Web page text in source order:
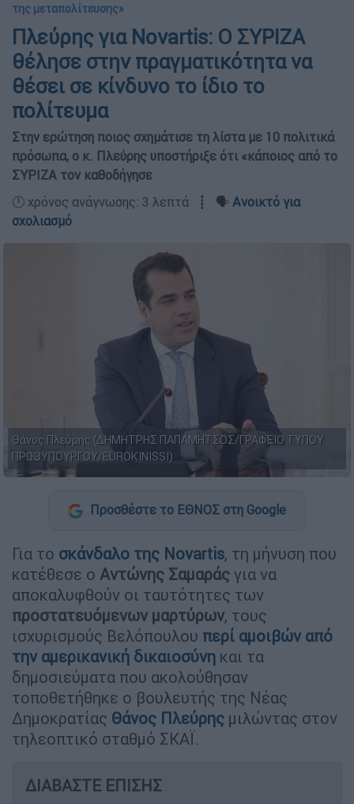
της μεταπολίτευσης»
Πλεύρης για Novartis: Ο ΣΥΡΙΖΑ
θέλησε στην πραγματικότητα να
θέσει σε κίνδυνο το ίδιο το
πολίτευμα
Στην ερώτηση ποιος σχημάτισε τη λίστα με 10 πολιτικά
πρόσωπα, ο κ. Πλεύρης υποστήριξε ότι «κάποιος από το
ΣΥΡΙΖΑ τον καθοδήγησε
🕛 χρόνος ανάγνωσης: 3 λεπτά ┋ 🗣️ Ανοικτό για
σχολιασμό
Θάνος Πλεύρης (ΔΗΜΗΤΡΗΣ ΠΑΠΑΜΗΤΣΟΣ/ΓΡΑΦΕΙΟ ΤΥΠΟΥ
ΠΡΩΘΥΠΟΥΡΓΟΥ/EUROKINISSI)
Προσθέστε το ΕΘΝΟΣ στη Google
Για το σκάνδαλο της Novartis, τη μήνυση που
κατέθεσε ο Αντώνης Σαμαράς για να
αποκαλυφθούν οι ταυτότητες των
προστατευόμενων μαρτύρων, τους
ισχυρισμούς Βελόπουλου περί αμοιβών από
την αμερικανική δικαιοσύνη και τα
δημοσιεύματα που ακολούθησαν
τοποθετήθηκε ο βουλευτής της Νέας
Δημοκρατίας Θάνος Πλεύρης μιλώντας στον
τηλεοπτικό σταθμό ΣΚΑΪ.
ΔΙΑΒΑΣΤΕ ΕΠΙΣΗΣ